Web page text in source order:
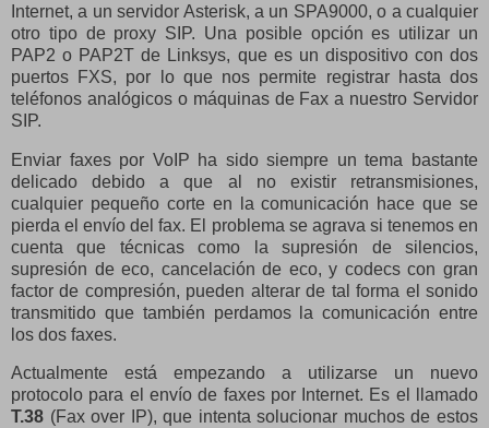
Internet, a un servidor Asterisk, a un SPA9000, o a cualquier
otro tipo de proxy SIP. Una posible opción es utilizar un
PAP2 o PAP2T de Linksys, que es un dispositivo con dos
puertos FXS, por lo que nos permite registrar hasta dos
teléfonos analógicos o máquinas de Fax a nuestro Servidor
SIP.
Enviar faxes por VoIP ha sido siempre un tema bastante
delicado debido a que al no existir retransmisiones,
cualquier pequeño corte en la comunicación hace que se
pierda el envío del fax. El problema se agrava si tenemos en
cuenta que técnicas como la supresión de silencios,
supresión de eco, cancelación de eco, y codecs con gran
factor de compresión, pueden alterar de tal forma el sonido
transmitido que también perdamos la comunicación entre
los dos faxes.
Actualmente está empezando a utilizarse un nuevo
protocolo para el envío de faxes por Internet. Es el llamado
T.38 (Fax over IP), que intenta solucionar muchos de estos